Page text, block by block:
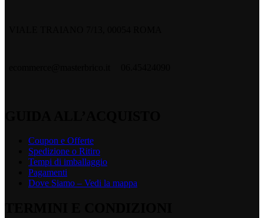
Coupon e Offerte
Spedizione o Ritiro
Tempi di imballaggio
Pagamenti
Dove Siamo – Vedi la mappa